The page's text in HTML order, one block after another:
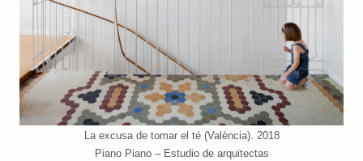
La excusa de tomar el té (València). 2018
Piano Piano – Estudio de arquitectas